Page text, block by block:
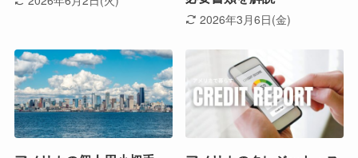
2026年3月6日(金)